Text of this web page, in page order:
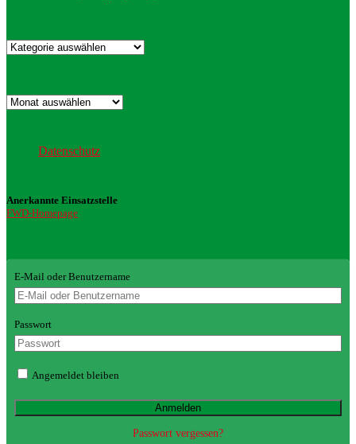
Kategorien
Archiv
Datenschutz
Anerkannte Einsatzstelle
FWD-Homepage
E-Mail oder Benutzername
Passwort
Angemeldet bleiben
Passwort vergessen?